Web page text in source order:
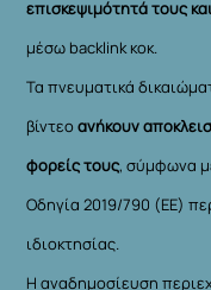
επισκεψιμότητά τους
μέσω backlink κοκ.
Τα πνευματικά
βίντεοανήκουν
φορείς τους, σύμφωνα
Οδηγία 2019/790 (ΕΕ)
ιδιοκτησίας.
Η αναδημοσίευση